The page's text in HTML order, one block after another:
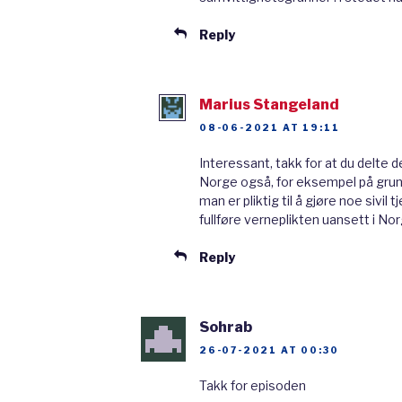
tillegg har det vært en
2000-tallet slik at det skal
Sjøforsvaret består av
Norges havområder og
Hovedbasen for
fredstid er oppgavene til
og å støtte det sivile
Reply
Marius Stangeland
08-06-2021 AT 19:11
Interessant, takk for at du delte
Norge også, for eksempel på
man er pliktig til å gjøre noe sivil
fullføre verneplikten uansett i
Reply
Sohrab
26-07-2021 AT 00:30
Takk for episoden